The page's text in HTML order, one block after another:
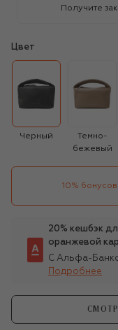
Получите
Цвет
Черный
Темно-
бежевый
10%
20% кешбэк
оранжевой
С Альфа-
Подробнее